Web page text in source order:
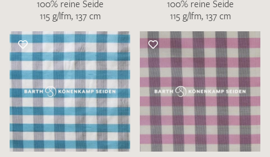
100% reine Seide
115 g/lfm, 137 cm
100% reine Seide
115 g/lfm, 137 cm